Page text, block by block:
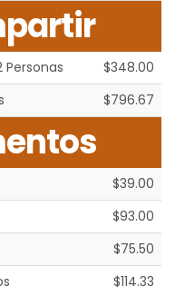
$348.00
$796.67
$39.00
$93.00
$75.50
$114.33